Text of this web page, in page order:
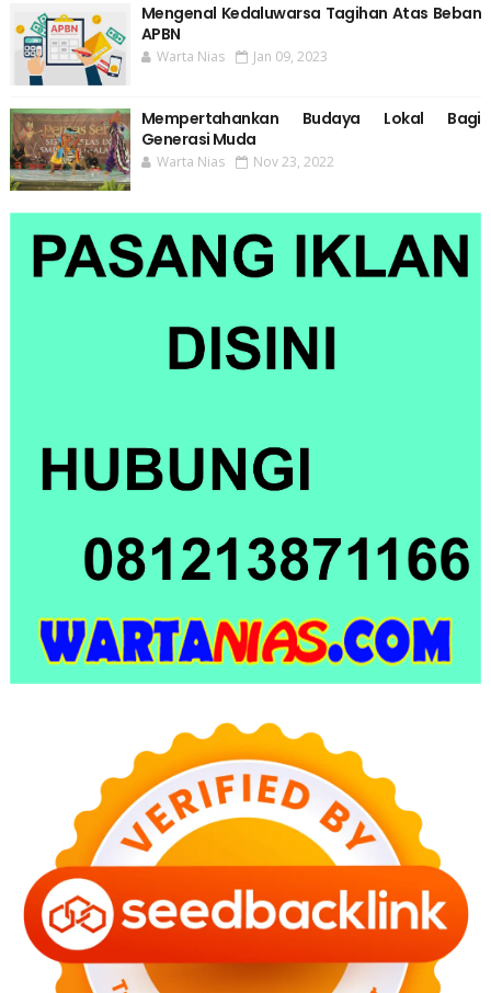
Mengenal Kedaluwarsa Tagihan Atas Beban
APBN
Warta Nias Jan 09, 2023
Mempertahankan Budaya Lokal Bagi
Generasi Muda
Warta Nias Nov 23, 2022